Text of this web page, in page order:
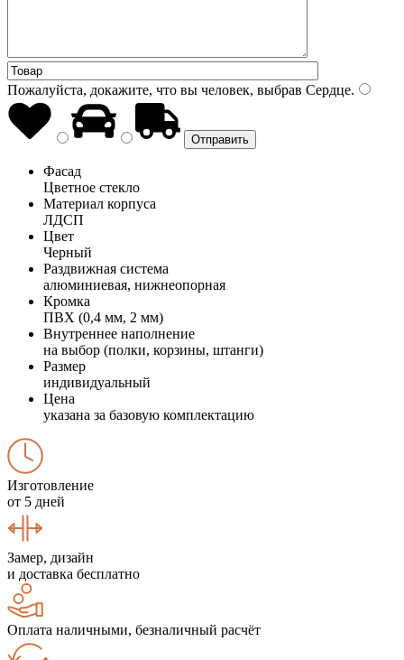
Пожалуйста, докажите, что вы человек, выбрав Сердце.
Фасад
Цветное стекло
Материал корпуса
ЛДСП
Цвет
Черный
Раздвижная система
алюминиевая, нижнеопорная
Кромка
ПВХ (0,4 мм, 2 мм)
Внутреннее наполнение
на выбор (полки, корзины, штанги)
Размер
индивидуальный
Цена
указана за базовую комплектацию
Изготовление
от 5 дней
Замер, дизайн
и доставка бесплатно
Оплата наличными, безналичный расчёт